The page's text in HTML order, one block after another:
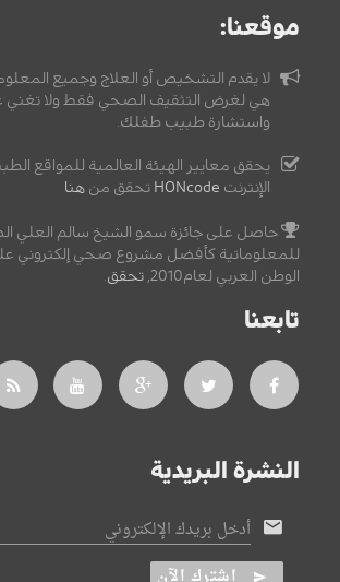
موقعنا:
لا يقدم التشخيص أو العلاج وجميع
هي لغرض التثقيف الصحي فقط ولا تغني
واستشارة طبيب طفلك.
يحقق معايير الهيئة العالمية للمواقع
الإنترنت HONcode تحقق من هنا
حاصل على جائزة سمو الشيخ سالم العلي
للمعلوماتية كأفضل مشروع صحي إلكتروني
الوطن العربي لعام2010,
تحقق.
تابعنا
النشرة البريدية
أدخل بريدك الإلكتروني